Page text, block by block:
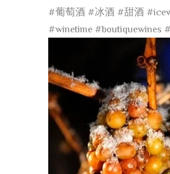
#葡萄酒 #冰酒 #甜酒
#winetime #boutiquewines